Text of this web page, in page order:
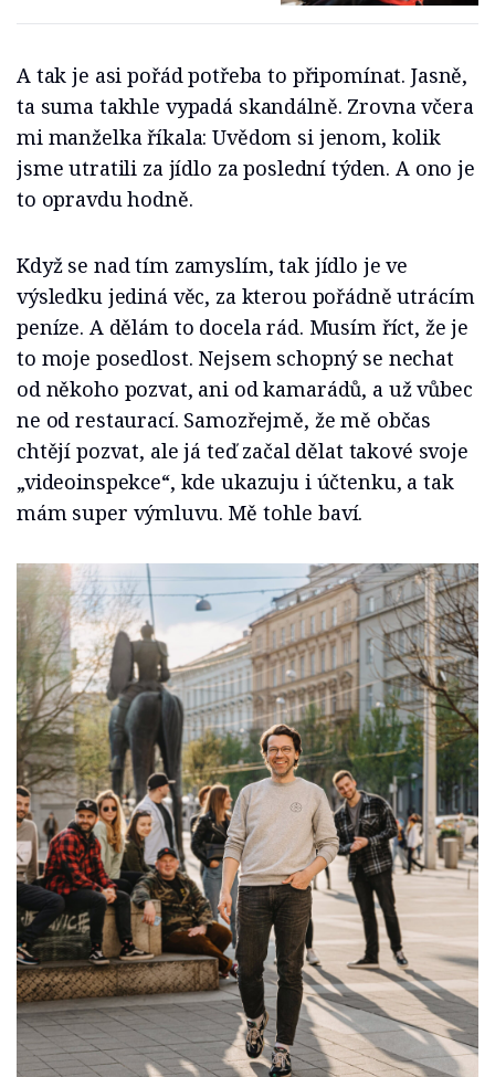
A tak je asi pořád potřeba to připomínat. Jasně,
ta suma takhle vypadá skandálně. Zrovna včera
mi manželka říkala: Uvědom si jenom, kolik
jsme utratili za jídlo za poslední týden. A ono je
to opravdu hodně.
Když se nad tím zamyslím, tak jídlo je ve
výsledku jediná věc, za kterou pořádně utrácím
peníze. A dělám to docela rád. Musím říct, že je
to moje posedlost. Nejsem schopný se nechat
od někoho pozvat, ani od kamarádů, a už vůbec
ne od restaurací. Samozřejmě, že mě občas
chtějí pozvat, ale já teď začal dělat takové svoje
„videoinspekce“, kde ukazuju i účtenku, a tak
mám super výmluvu. Mě tohle baví.